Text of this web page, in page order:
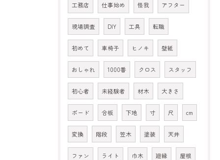
工務店 仕事始め 怪我 アフター
現場調査 DIY 工具 転職
初めて 車椅子 ヒノキ 壁紙
おしゃれ 1000番 クロス スタッフ
初心者 未経験者 材木 大きさ
ボード 合板 下地 寸 尺 cm
変換 階段 笠木 塗装 天井
ファン ライト 巾木 廻縁 屋根